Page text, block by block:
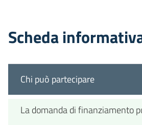
Scheda
Chi può partecipare
La domanda di finanziamento